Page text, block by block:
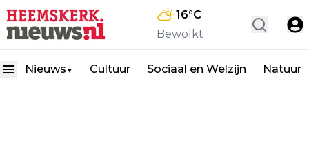
16°C
Bewolkt
Nieuws ▼ Cultuur Sociaal en Welzijn Natuur